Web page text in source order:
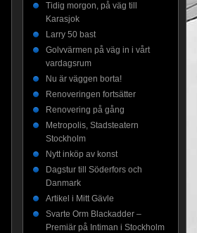
Tidig morgon, på väg till
Karasjok
Larry 50 bast
Golvvärmen på väg in i vårt
vardagsrum
Nu är väggen borta!
Renoveringen fortsätter
Renovering på gång
Metropolis, Stadsteatern
Stockholm
Nytt inköp av konst
Dagstur till Söderfors och
Danmark
Artikel i Mitt Gävle
Svarte Orm Blackadder –
Premiär på Intiman i Stockholm